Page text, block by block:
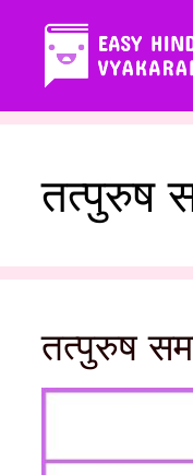
तत्पुरुष
तत्पुरुष